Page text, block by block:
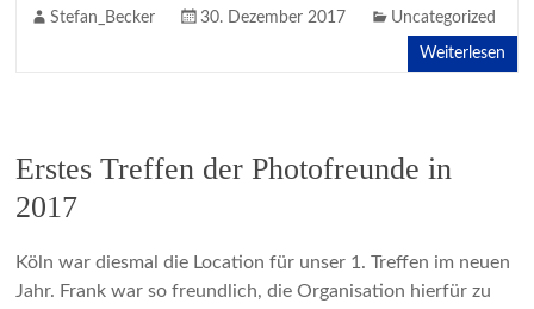
Stefan_Becker 30. Dezember 2017 Uncategorized
Weiterlesen
Erstes Treffen der Photofreunde in
2017
Köln war diesmal die Location für unser 1. Treffen im neuen
Jahr. Frank war so freundlich, die Organisation hierfür zu